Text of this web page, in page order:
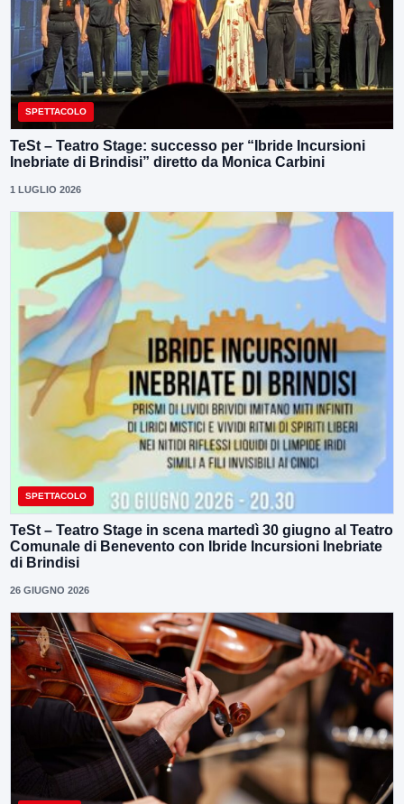
SPETTACOLO
TeSt – Teatro Stage: successo per “Ibride Incursioni
Inebriate di Brindisi” diretto da Monica Carbini
1 LUGLIO 2026
SPETTACOLO
TeSt – Teatro Stage in scena martedì 30 giugno al Teatro
Comunale di Benevento con Ibride Incursioni Inebriate
di Brindisi
26 GIUGNO 2026